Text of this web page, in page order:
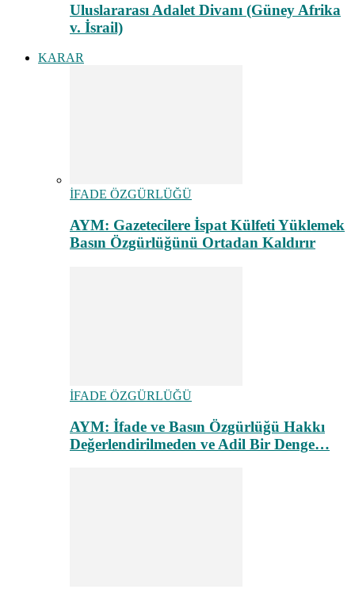
Uluslararası Adalet Divanı (Güney Afrika
v. İsrail)
KARAR
İFADE ÖZGÜRLÜĞÜ
AYM: Gazetecilere İspat Külfeti Yüklemek
Basın Özgürlüğünü Ortadan Kaldırır
İFADE ÖZGÜRLÜĞÜ
AYM: İfade ve Basın Özgürlüğü Hakkı
Değerlendirilmeden ve Adil Bir Denge…